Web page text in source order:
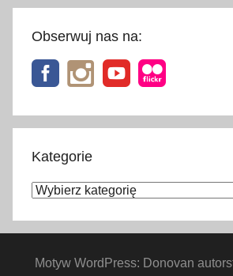
Obserwuj nas na:
Kategorie
Kategorie
Motyw WordPress: Donovan